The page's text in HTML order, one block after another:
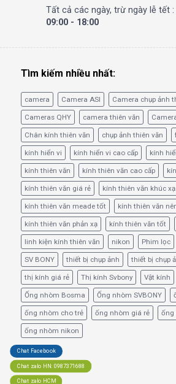
Tất cả các ngày, trừ ngày lễ tết :
09:00 - 18:00
Tìm kiếm nhiều nhất:
camera Camera ASI Camera chụp ảnh
Cameras QHY camera thiên văn
Chân kính thiên văn chụp ảnh thiên văn
kính hiển vi kính hiển vi cao cấp kính
kính thiên văn kính thiên văn cao cấp
kính thiên văn giá rẻ kính thiên văn khúc xạ
kính thiên văn meade tốt kính thiên văn
kính thiên văn phản xạ kính thiên văn tốt
linh kiện kính thiên văn nikon Phim lọc
SV BONY thiết bị chụp ảnh thiết bị chụp
thị kính giá rẻ Thị kính Svbony Vật kính
Ống nhòm Bosma Ống nhòm SVBONY
ống nhòm cho trẻ ống nhòm giá rẻ ống
ống nhòm nikon
Chat Facebook
Chat zalo HN: 0987371688
Chat zalo HCM